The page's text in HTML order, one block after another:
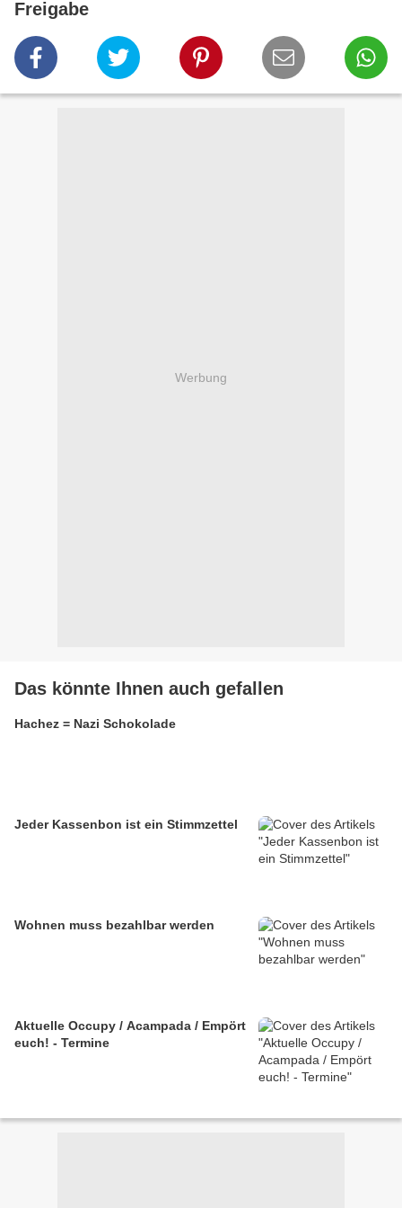
Freigabe
Werbung
Das könnte Ihnen auch gefallen
Hachez = Nazi Schokolade
Jeder Kassenbon ist ein Stimmzettel
Wohnen muss bezahlbar werden
Aktuelle Occupy / Acampada / Empört
euch! - Termine